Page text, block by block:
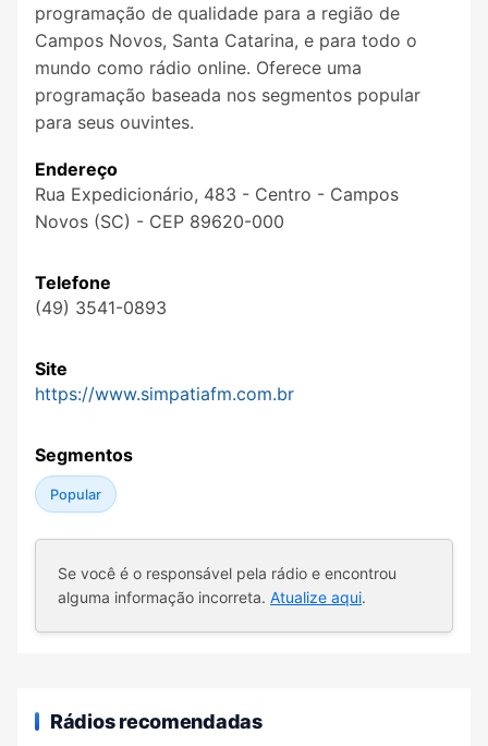
programação de qualidade para a região de
Campos Novos, Santa Catarina, e para todo o
mundo como rádio online. Oferece uma
programação baseada nos segmentos popular
para seus ouvintes.
Endereço
Rua Expedicionário, 483 - Centro - Campos
Novos (SC) - CEP 89620-000
Telefone
(49) 3541-0893
Site
https://www.simpatiafm.com.br
Segmentos
Popular
Se você é o responsável pela rádio e encontrou
alguma informação incorreta. Atualize aqui.
Rádios recomendadas